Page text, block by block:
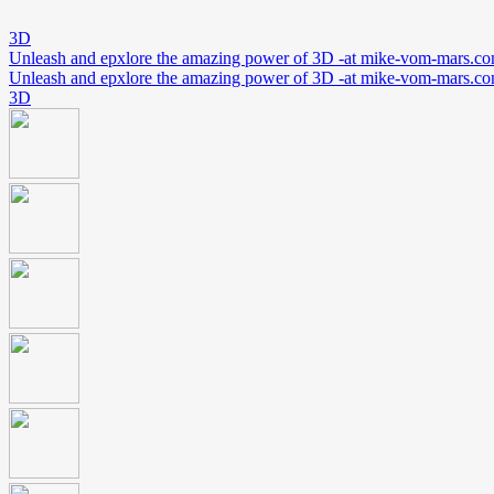
3D
Unleash and epxlore the amazing power of 3D -at mike-vom-
Unleash and epxlore the amazing power of 3D -at mike-vom-
3D